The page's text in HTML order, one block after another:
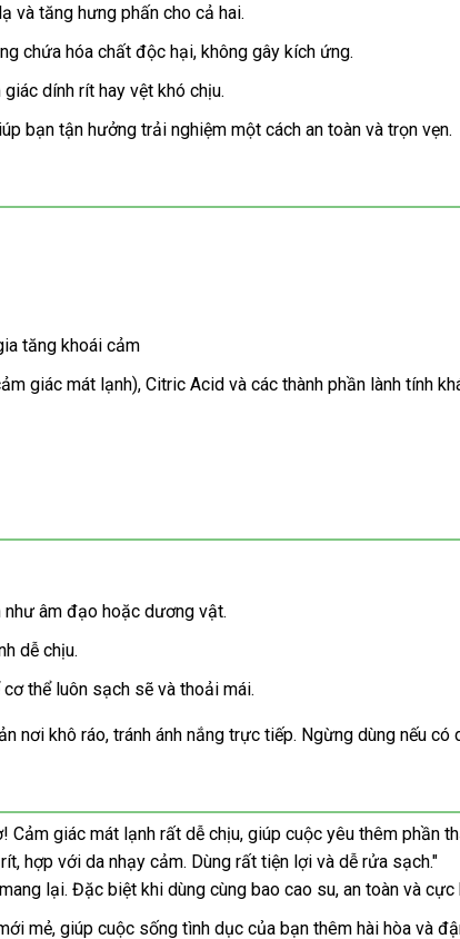
và tăng hưng phấn cho cả hai.
chứa hóa chất độc hại, không gây kích ứng.
dính rít hay vệt khó chịu.
bạn tận hưởng trải nghiệm một cách an toàn và trọn vẹn.
tăng khoái cảm
giác mát lạnh), Citric Acid và các thành phần lành tính
âm đạo hoặc dương vật.
dễ chịu.
thể luôn sạch sẽ và thoải mái.
khô ráo, tránh ánh nắng trực tiếp. Ngừng dùng nếu
giác mát lạnh rất dễ chịu, giúp cuộc yêu thêm phần
hợp với da nhạy cảm. Dùng rất tiện lợi và dễ rửa sạch."
lại. Đặc biệt khi dùng cùng bao cao su, an toàn và cực
mẻ, giúp cuộc sống tình dục của bạn thêm hài hòa và